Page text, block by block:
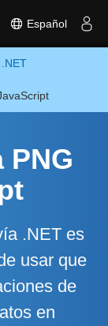
Español
PNG
.NET es
usar que
de
en